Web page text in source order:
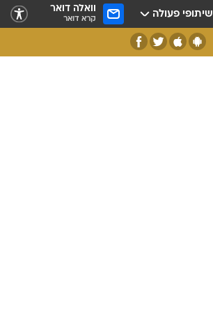
שיתופי פעולה וואלה דואר
קרא דואר